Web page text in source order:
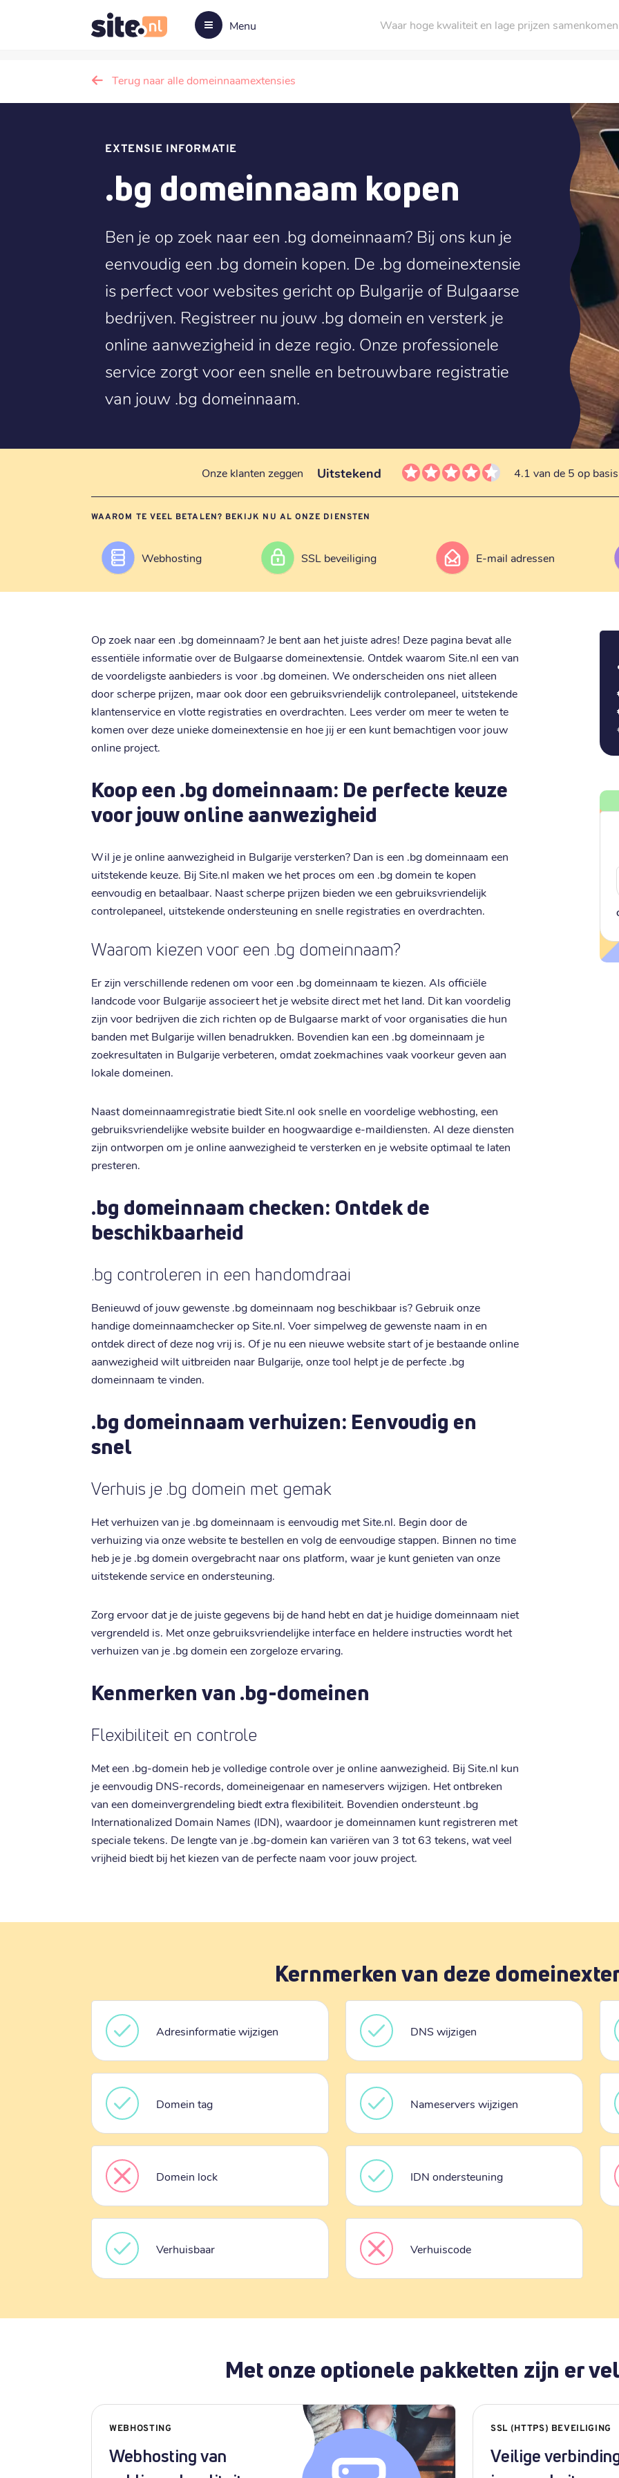
Menu Waar hoge kwaliteit en lage prijzen samenkomen
Terug naar alle domeinnaamextensies
EXTENSIE INFORMATIE
.bg domeinnaam kopen
Ben je op zoek naar een .bg domeinnaam? Bij ons kun je
eenvoudig een .bg domein kopen. De .bg domeinextensie
is perfect voor websites gericht op Bulgarije of Bulgaarse
bedrijven. Registreer nu jouw .bg domein en versterk je
online aanwezigheid in deze regio. Onze professionele
service zorgt voor een snelle en betrouwbare registratie
van jouw .bg domeinnaam.
Onze klanten zeggen Uitstekend 4.1 van de 5 op
WAAROM TE VEEL BETALEN? BEKIJK NU AL ONZE DIENSTEN
Webhosting SSL beveiliging E-mail adressen
Op zoek naar een .bg domeinnaam? Je bent aan het juiste adres! Deze pagina bevat alle
essentiële informatie over de Bulgaarse domeinextensie. Ontdek waarom Site.nl een van
de voordeligste aanbieders is voor .bg domeinen. We onderscheiden ons niet alleen
door scherpe prijzen, maar ook door een gebruiksvriendelijk controlepaneel, uitstekende
klantenservice en vlotte registraties en overdrachten. Lees verder om meer te weten te
komen over deze unieke domeinextensie en hoe jij er een kunt bemachtigen voor jouw
online project.
Koop een .bg domeinnaam: De perfecte keuze
voor jouw online aanwezigheid
Wil je je online aanwezigheid in Bulgarije versterken? Dan is een .bg domeinnaam een
uitstekende keuze. Bij Site.nl maken we het proces om een .bg domein te kopen
eenvoudig en betaalbaar. Naast scherpe prijzen bieden we een gebruiksvriendelijk
controlepaneel, uitstekende ondersteuning en snelle registraties en overdrachten.
Waarom kiezen voor een .bg domeinnaam?
Er zijn verschillende redenen om voor een .bg domeinnaam te kiezen. Als officiële
landcode voor Bulgarije associeert het je website direct met het land. Dit kan voordelig
zijn voor bedrijven die zich richten op de Bulgaarse markt of voor organisaties die hun
banden met Bulgarije willen benadrukken. Bovendien kan een .bg domeinnaam je
zoekresultaten in Bulgarije verbeteren, omdat zoekmachines vaak voorkeur geven aan
lokale domeinen.
Naast domeinnaamregistratie biedt Site.nl ook snelle en voordelige webhosting, een
gebruiksvriendelijke website builder en hoogwaardige e-maildiensten. Al deze diensten
zijn ontworpen om je online aanwezigheid te versterken en je website optimaal te laten
presteren.
.bg domeinnaam checken: Ontdek de
beschikbaarheid
.bg controleren in een handomdraai
Benieuwd of jouw gewenste .bg domeinnaam nog beschikbaar is? Gebruik onze
handige domeinnaamchecker op Site.nl. Voer simpelweg de gewenste naam in en
ontdek direct of deze nog vrij is. Of je nu een nieuwe website start of je bestaande online
aanwezigheid wilt uitbreiden naar Bulgarije, onze tool helpt je de perfecte .bg
domeinnaam te vinden.
.bg domeinnaam verhuizen: Eenvoudig en
snel
Verhuis je .bg domein met gemak
Het verhuizen van je .bg domeinnaam is eenvoudig met Site.nl. Begin door de
verhuizing via onze website te bestellen en volg de eenvoudige stappen. Binnen no time
heb je je .bg domein overgebracht naar ons platform, waar je kunt genieten van onze
uitstekende service en ondersteuning.
Zorg ervoor dat je de juiste gegevens bij de hand hebt en dat je huidige domeinnaam niet
vergrendeld is. Met onze gebruiksvriendelijke interface en heldere instructies wordt het
verhuizen van je .bg domein een zorgeloze ervaring.
Kenmerken van .bg-domeinen
Flexibiliteit en controle
Met een .bg-domein heb je volledige controle over je online aanwezigheid. Bij Site.nl kun
je eenvoudig DNS-records, domeineigenaar en nameservers wijzigen. Het ontbreken
van een domeinvergrendeling biedt extra flexibiliteit. Bovendien ondersteunt .bg
Internationalized Domain Names (IDN), waardoor je domeinnamen kunt registreren met
speciale tekens. De lengte van je .bg-domein kan variëren van 3 tot 63 tekens, wat veel
vrijheid biedt bij het kiezen van de perfecte naam voor jouw project.
Kernmerken van deze
Adresinformatie wijzigen DNS wijzigen
Domein tag Nameservers wijzigen
Domein lock IDN ondersteuning
Verhuisbaar Verhuiscode
Met onze optionele pakketten zijn er
WEBHOSTING
Webhosting van
SSL (HTTPS) BEVEILIGING
Veilige